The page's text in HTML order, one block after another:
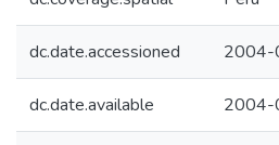
dc.date.accessioned
dc.date.available